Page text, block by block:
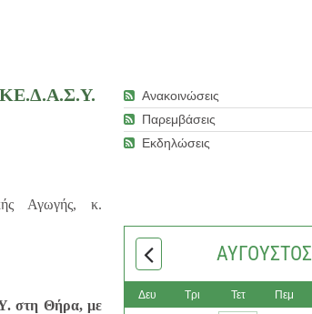
Αγωγής, κ.
στη Θήρα, με
Ανακοινώσεις
Παρεμβάσεις
Εκδηλώσεις
Δευ Τρι Τετ Πεμ